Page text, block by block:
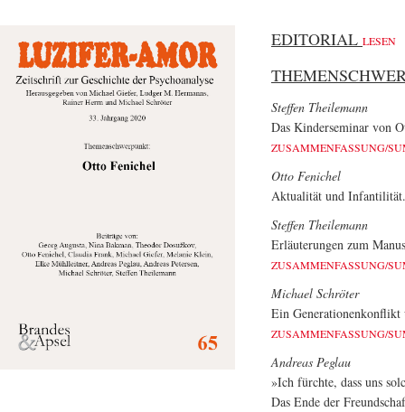
EDITORIAL LESEN
Steffen Theilemann
Das Kinderseminar von
ZUSAMMENFASSUNG/
Otto Fenichel
Aktualität und
Steffen Theilemann
Erläuterungen zum
ZUSAMMENFASSUNG/
Michael Schröter
Ein
ZUSAMMENFASSUNG/
Andreas Peglau
»Ich fürchte, dass uns
Das Ende der